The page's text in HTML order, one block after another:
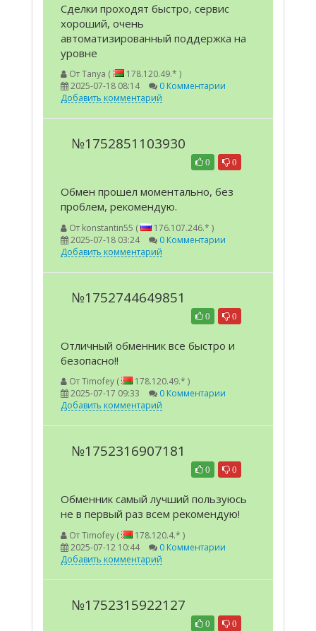
Сделки проходят быстро, сервис
хороший, очень
автоматизированный поддержка на
уровне
ОтTanya (
178.120.49.* )
2025-07-18 08:14
0 Комментарии
Добавить комментарий
№1752851103930
0
0
Обмен прошел моментально, без
проблем, рекомендую.
От konstantin55 (
176.107.246.* )
2025-07-18 03:24
0 Комментарии
Добавить комментарий
№1752744649851
0
0
Отличный обменник все быстро и
безопасно!!
ОтTimofey (
178.120.49.* )
2025-07-17 09:33
0 Комментарии
Добавить комментарий
№1752316907181
0
0
Обменник самый лучший пользуюсь
не в первый раз всем рекомендую!
ОтTimofey (
178.120.4.* )
2025-07-12 10:44
0 Комментарии
Добавить комментарий
№1752315922127
0
0